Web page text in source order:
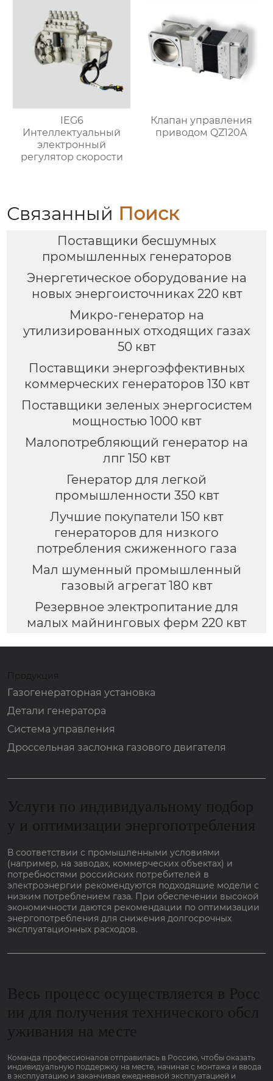
IEG6
Интеллектуальный
электронный
регулятор скорости
Клапан управления
приводом QZ120A
Связанный Поиск
Поставщики бесшумных
промышленных генераторов
Энергетическое оборудование на
новых энергоисточниках 220 квт
Микро-генератор на
утилизированных отходящих газах
50 квт
Поставщики энергоэффективных
коммерческих генераторов 130 квт
Поставщики зеленых энергосистем
мощностью 1000 квт
Малопотребляющий генератор на
лпг 150 квт
Генератор для легкой
промышленности 350 квт
Лучшие покупатели 150 квт
генераторов для низкого
потребления сжиженного газа
Мал шуменный промышленный
газовый агрегат 180 квт
Резервное электропитание для
малых майнинговых ферм 220 квт
Продукция
Газогенераторная установка
Детали генератора
Система управления
Дроссельная заслонка газового двигателя
Услуги по индивидуальному подбор
у и оптимизации энергопотребления
В соответствии с промышленными условиями
(например, на заводах, коммерческих объектах) и
потребностями российских потребителей в
электроэнергии рекомендуются подходящие модели с
низким потреблением газа. При обеспечении высокой
экономичности даются рекомендации по оптимизации
энергопотребления для снижения долгосрочных
эксплуатационных расходов.
Весь процесс осуществляется в Росс
ии для получения технического обсл
уживания на месте
Команда профессионалов отправилась в Россию, чтобы оказать
индивидуальную поддержку на месте, начиная с монтажа и ввода
в эксплуатацию и заканчивая ежедневной эксплуатацией и